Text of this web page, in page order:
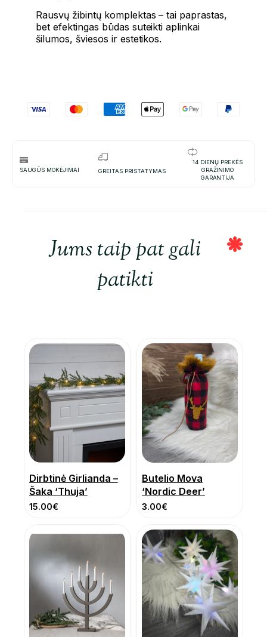
Rausvų žibintų komplektas – tai paprastas,
bet efektingas būdas suteikti aplinkai
šilumos, šviesos ir estetikos.
SAUGŪS MOKĖJIMAI GREITAS PRISTATYMAS
14 DIENŲ PREKĖS
GRAŽINIMO
GARANTIJA
Jums taip pat gali
patikti
Dirbtinė Girlianda –
Šaka ‘Thuja’
15.00€
Butelio Mova
‘Nordic Deer’
3.00€